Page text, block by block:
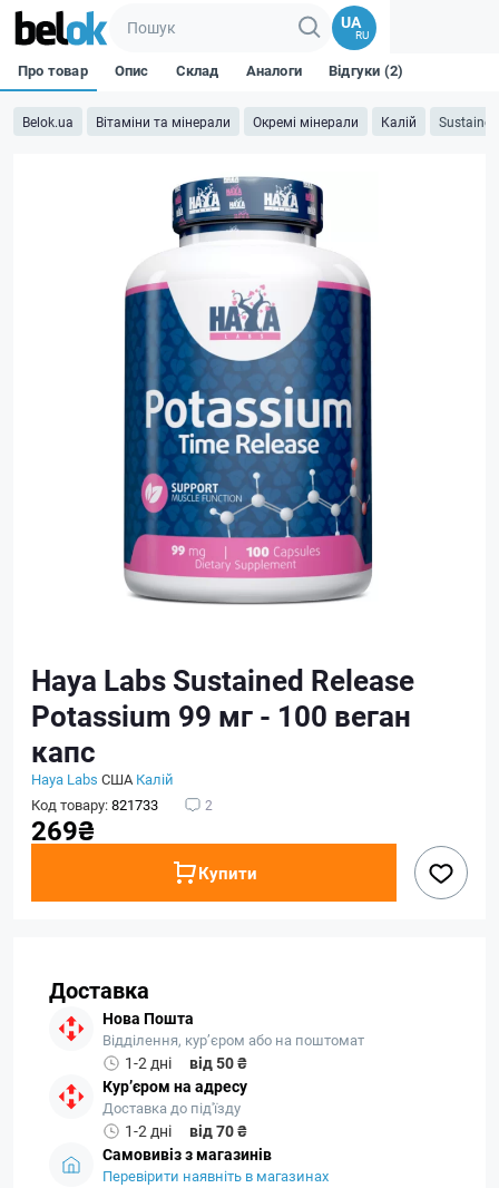
UA
RU
Belok.ua Вітаміни та мінерали Окремі мінерали Калій
Про товар Опис Склад Аналоги Відгуки (2)
Haya Labs Sustained Release
Potassium 99 мг - 100 веган
капс
Haya Labs США Калій
Код товару:821733 2
269₴
Купити
Доставка
Нова Пошта
Відділення, кур’єром або на поштомат
1-2 дні
від 50 ₴
Кур’єром на адресу
Доставка до під'їзду
1-2 дні
від 70 ₴
Самовивіз з магазинів
Перевірити наявніть в магазинах